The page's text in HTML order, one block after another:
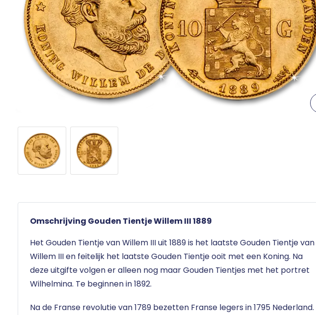
Omschrijving Gouden Tientje Willem III 1889
Het Gouden Tientje van Willem III uit 1889 is het laatste Gouden Tientje van
Willem III en feitelijk het laatste Gouden Tientje ooit met een Koning. Na
deze uitgifte volgen er alleen nog maar Gouden Tientjes met het portret
Wilhelmina. Te beginnen in 1892.
Na de Franse revolutie van 1789 bezetten Franse legers in 1795 Nederland.